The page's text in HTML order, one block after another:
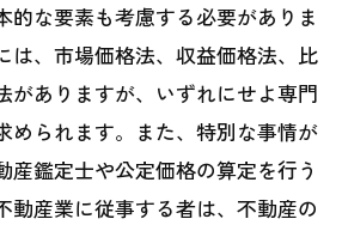
的な要素も考慮する必要がありま
は、市場価格法、収益価格法、比
がありますが、いずれにせよ専門
められます。また、特別な事情が
産鑑定士や公定価格の算定を行う
動産業に従事する者は、不動産の